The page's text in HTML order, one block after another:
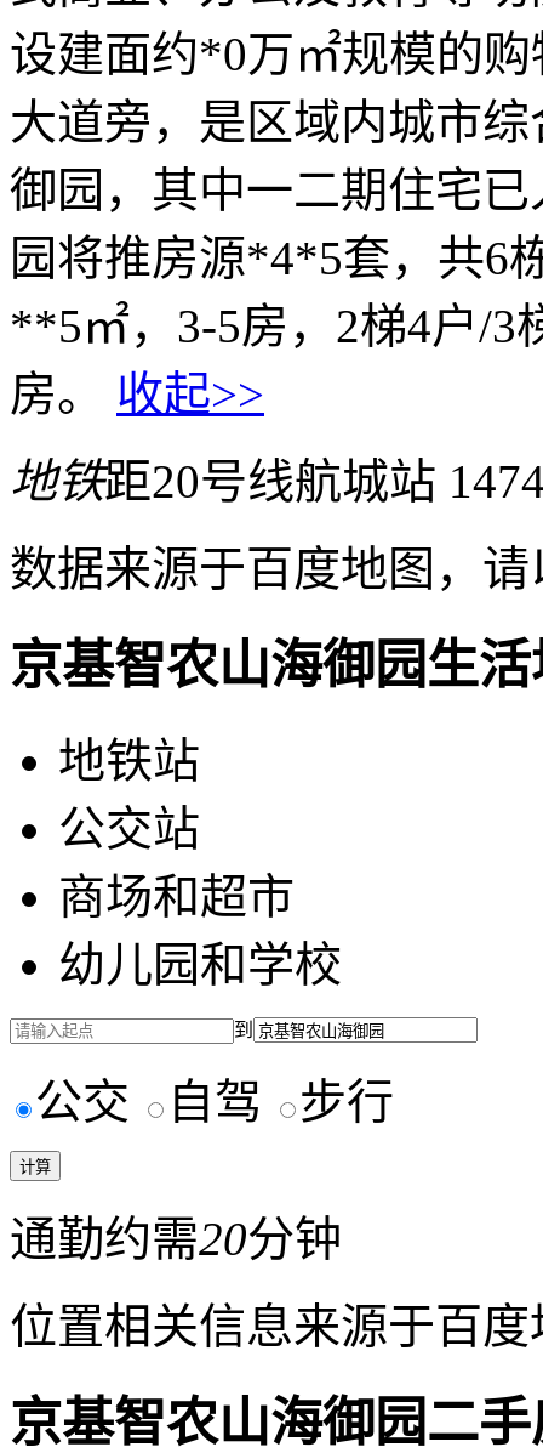
设建面约*0万㎡规模的
大道旁，是区域内城市
御园，其中一二期住宅
园将推房源*4*5套，共6
**5㎡，3-5房，2梯4户/3
房。 收起>>
地铁距20号线航城站
数据来源于百度地图，
京基智农山海御园生
地铁站
公交站
商场和超市
幼儿园和学校
到
公交 自驾 步行
通勤约需20分钟
位置相关信息来源于百
京基智农山海御园二手